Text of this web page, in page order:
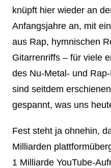
knüpft hier wieder an
Anfangsjahre an, mit
aus Rap, hymnischen
Gitarrenriffs – für viele
des Nu-Metal- und
sind seitdem
gespannt, was uns
Fest steht ja ohnehin,
Milliarden
1 Milliarde YouTube-